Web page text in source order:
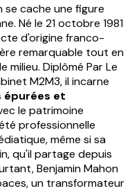
se cache une figure
Né le 21 octobre 1981
d'origine franco-
remarquable tout en
Diplômé Par Le
M2M3, il incarne
épurées et
le patrimoine
professionnelle
même si sa
qu'il partage depuis
Benjamin Mahon
un transformateur